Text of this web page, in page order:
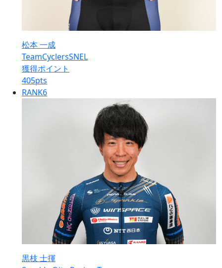
松本 一成
TeamCyclersSNEL
獲得ポイント
405pts
RANK6
黒枝 士揮